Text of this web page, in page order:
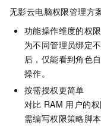
无影云电脑权限管理方
功能操作维度的权
为不同管理员绑定
后，仅能看到角色
操作。
按需授权更简单
对比 RAM 用户的
需编写权限策略脚